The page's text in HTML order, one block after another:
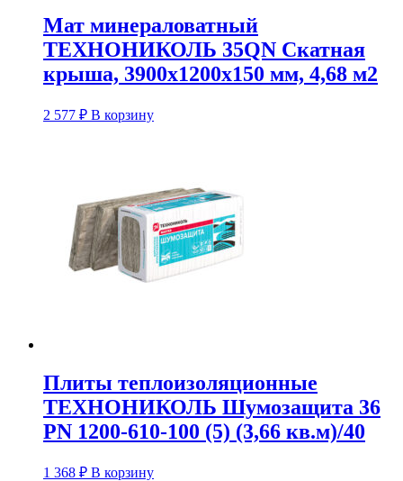
Мат минераловатный
ТЕXНОНИКОЛЬ 35QN Скатная
крыша, 3900x1200x150 мм, 4,68 м2
2 577 ₽ В корзину
Плиты теплоизоляционные
ТЕХНОНИКОЛЬ Шумозащита 36
PN 1200-610-100 (5) (3,66 кв.м)/40
1 368 ₽ В корзину